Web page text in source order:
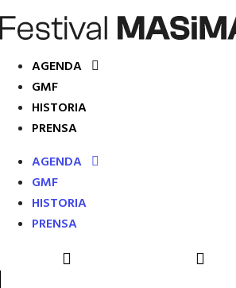
AGENDA
GMF
HISTORIA
PRENSA
AGENDA
GMF
HISTORIA
PRENSA